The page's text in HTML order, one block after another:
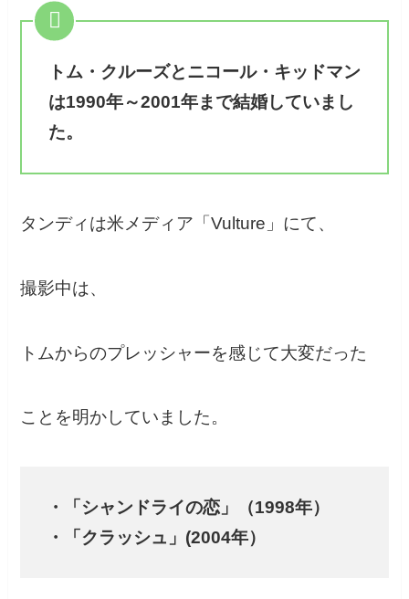
トム・クルーズとニコール・キッドマン
は1990年～2001年まで結婚していまし
た。
タンディは米メディア「Vulture」にて、
撮影中は、
トムからのプレッシャーを感じて大変だった
ことを明かしていました。
・「シャンドライの恋」（1998年）
・「クラッシュ」(2004年）